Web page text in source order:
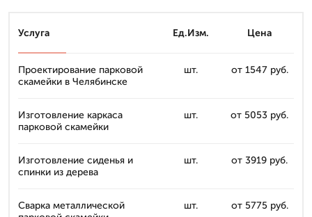
Услуга Ед.Изм. Цена
Проектирование парковой
скамейки в Челябинске
шт. от 1547 руб.
Изготовление каркаса
парковой скамейки
шт. от 5053 руб.
Изготовление сиденья и
спинки из дерева
шт. от 3919 руб.
Сварка металлической
шт. от 5775 руб.